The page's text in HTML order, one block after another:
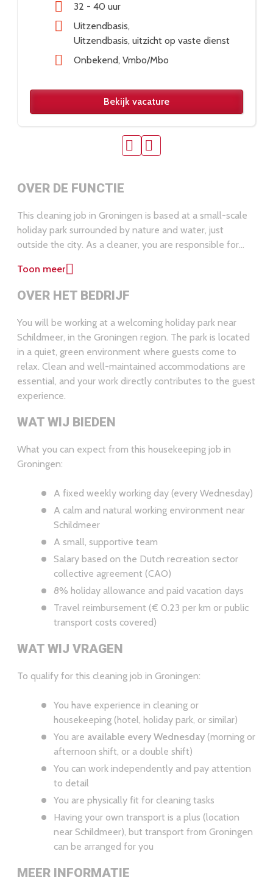
32 - 40 uur
Uitzendbasis
Uitzendbasis, uitzicht op vaste dienst
Onbekend Vmbo/Mbo
Bekijk vacature
OVER DE FUNCTIE
This cleaning job in Groningen is based at a small-scale
holiday park surrounded by nature and water, just
outside the city. As a cleaner, you are responsible for
This is a great opportunity if you are looking for a stable
part-time cleaning job in the Netherlands with a fixed
working day. Monday and Friday shifts are already filled,
so we are specifically looking for someone available
every
Wednesday .
Toon meer
OVER HET BEDRIJF
You will be working at a welcoming holiday park near
Schildmeer, in the Groningen region. The park is located
in a quiet, green environment where guests come to
relax. Clean and well-maintained accommodations are
essential, and your work directly contributes to the guest
experience.
WAT WIJ BIEDEN
What you can expect from this housekeeping job in
Groningen:
A fixed weekly working day (every Wednesday)
A calm and natural working environment near
Schildmeer
A small, supportive team
Salary based on the Dutch recreation sector
collective agreement (CAO)
8% holiday allowance and paid vacation days
Travel reimbursement (€ 0.23 per km or public
transport costs covered)
WAT WIJ VRAGEN
To qualify for this cleaning job in Groningen:
You have experience in cleaning or
housekeeping (hotel, holiday park, or similar)
You are available every Wednesday (morning or
afternoon shift, or a double shift)
You can work independently and pay attention
to detail
You are physically fit for cleaning tasks
Having your own transport is a plus (location
near Schildmeer), but transport from Groningen
can be arranged for you
MEER INFORMATIE